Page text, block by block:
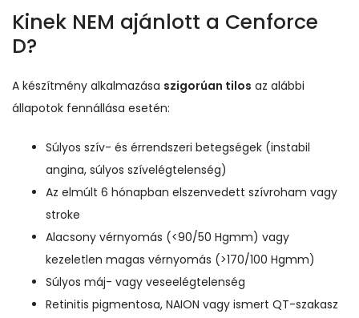
Kinek NEM ajánlott a Cenforce
D?
A készítmény alkalmazása szigorúan tilos az alábbi
állapotok fennállása esetén:
Súlyos szív- és érrendszeri betegségek (instabil
angina, súlyos szívelégtelenség)
Az elmúlt 6 hónapban elszenvedett szívroham vagy
stroke
Alacsony vérnyomás (<90/50 Hgmm) vagy
kezeletlen magas vérnyomás (>170/100 Hgmm)
Súlyos máj- vagy veseelégtelenség
Retinitis pigmentosa, NAION vagy ismert QT-szakasz